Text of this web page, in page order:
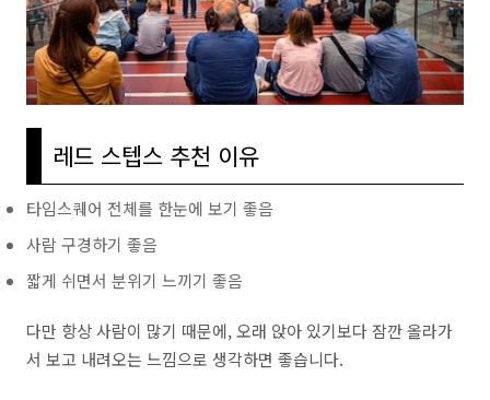
레드 스텝스 추천 이유
타임스퀘어 전체를 한눈에 보기 좋음
사람 구경하기 좋음
짧게 쉬면서 분위기 느끼기 좋음
다만 항상 사람이 많기 때문에, 오래 앉아 있기보다 잠깐 올라가
서 보고 내려오는 느낌으로 생각하면 좋습니다.